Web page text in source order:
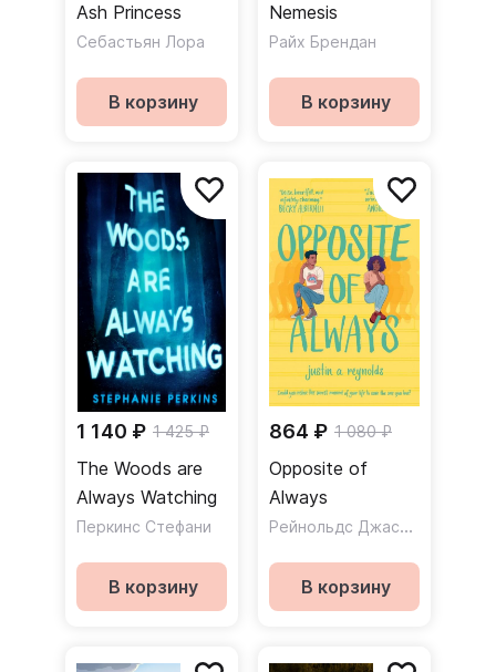
Ash Princess
Себастьян Лора
В корзину
Nemesis
Райх Брендан
В корзину
1 140 ₽ 1 425 ₽
The Woods are
Always Watching
Перкинс Стефани
В корзину
864 ₽ 1 080 ₽
Opposite of
Always
Рейнольдс Джастин
В корзину